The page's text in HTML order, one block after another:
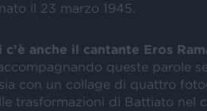
nato il 23 marzo 1945.
c’è anche il cantante Eros
accompagnando queste parole
con un collage di quattro
trasformazioni di Battiato nel